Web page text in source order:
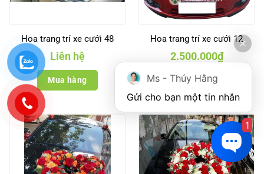
Hoa trang trí xe cưới 48
Liên hệ
Mua hàng
Hoa trang trí xe cưới 12
2.500.000₫
Mua hàng
Ms - Thúy Hằng
Gửi cho bạn một tin nhắn
1